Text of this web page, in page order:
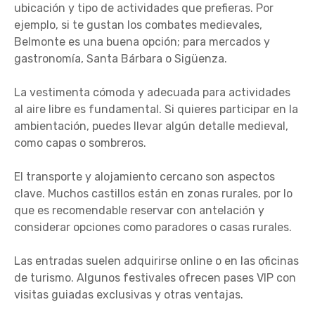
ubicación y tipo de actividades que prefieras. Por
ejemplo, si te gustan los combates medievales,
Belmonte es una buena opción; para mercados y
gastronomía, Santa Bárbara o Sigüenza.
La vestimenta cómoda y adecuada para actividades
al aire libre es fundamental. Si quieres participar en la
ambientación, puedes llevar algún detalle medieval,
como capas o sombreros.
El transporte y alojamiento cercano son aspectos
clave. Muchos castillos están en zonas rurales, por lo
que es recomendable reservar con antelación y
considerar opciones como paradores o casas rurales.
Las entradas suelen adquirirse online o en las oficinas
de turismo. Algunos festivales ofrecen pases VIP con
visitas guiadas exclusivas y otras ventajas.